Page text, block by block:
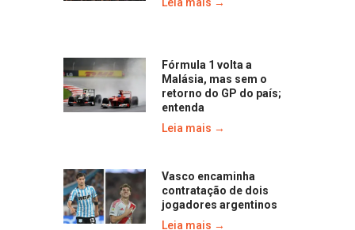
Fórmula 1 volta a
Malásia, mas sem o
retorno do GP do país;
entenda
Leia mais →
Vasco encaminha
contratação de dois
jogadores argentinos
Leia mais →